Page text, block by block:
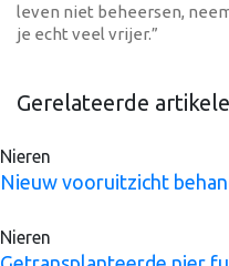
leven niet beheersen,
je echt veel vrijer.”
Gerelateerde
Nieren
Nieuw vooruitzicht
Nieren